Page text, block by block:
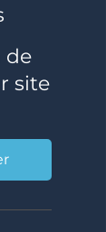
de
site